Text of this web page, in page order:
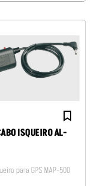
ISQUEIRO AL-
para GPS MAP-500